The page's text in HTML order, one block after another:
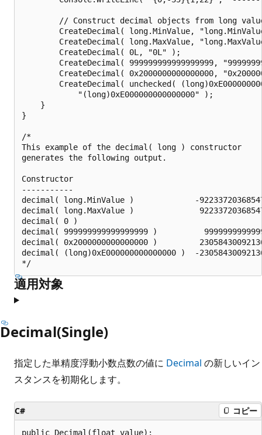
// Construct decimal objects from long
CreateDecimal( long.MinValue,
CreateDecimal( long.MaxValue,
        CreateDecimal( 0L, "0L" );
CreateDecimal( 999999999999999999,
CreateDecimal( 0x2000000000000000,
CreateDecimal( unchecked(
            "(long)0xE000000000000000" );
    }
}
/*
This example of the decimal( long ) constructor
generates the following output.
Constructor
-----------
decimal( long.MinValue )             -
decimal( long.MaxValue )
decimal( 0 )
decimal( 999999999999999999 )
decimal( 0x2000000000000000 )
decimal( (long)0xE000000000000000 )  -
適用対象
Decimal(Single)
指定した単精度浮動小数点数の値に Decimal の新しいイン
スタンスを初期化します。
C# コピー
public Decimal(float value);